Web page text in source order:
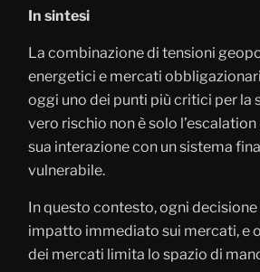
In sintesi
La combinazione di tensioni
energetici e mercati
oggi uno dei punti più critici per la
vero rischio non è solo
sua interazione con un sistema
vulnerabile.
In questo contesto, ogni
impatto immediato sui mercati, e
dei mercati limita lo spazio di